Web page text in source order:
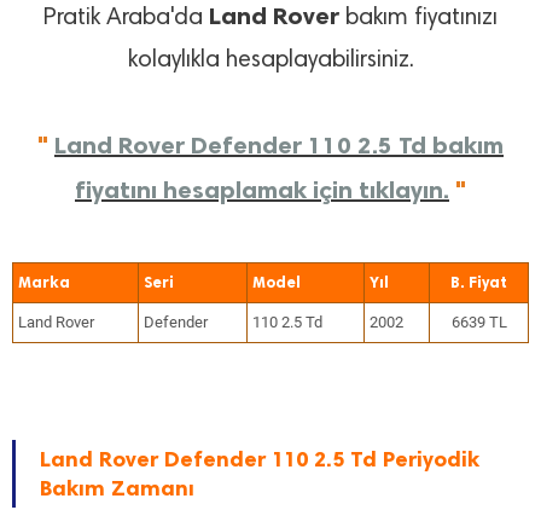
Pratik Araba'da Land Rover bakım fiyatınızı
kolaylıkla hesaplayabilirsiniz.
" Land Rover Defender 110 2.5 Td bakım
fiyatını hesaplamak için tıklayın. "
Marka Seri Model Yıl
Land Rover Defender 110 2.5 Td 2002 6639 TL
Land Rover Defender 110 2.5 Td Periyodik
Bakım Zamanı